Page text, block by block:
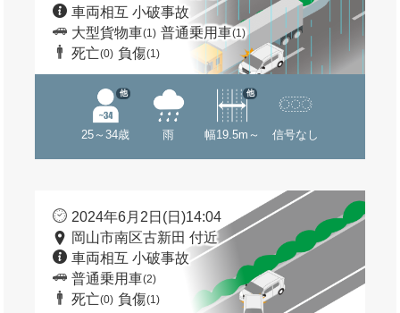
車両相互 小破事故
大型貨物車(1) 普通乗用車(1)
死亡(0) 負傷(1)
25～34歳
他
雨 幅19.5m～
他
信号なし
2024年6月2日(日)14:04
岡山市南区古新田 付近
車両相互 小破事故
普通乗用車(2)
死亡(0) 負傷(1)